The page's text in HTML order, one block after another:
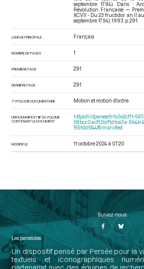
septembre 1794). Dans :
Révolution Française —
XCVII - Du 23 fructidor an II
septembre 1794) . 1993. p. 291.
LANGUE PRINCIPALE Français
NOMBRE DE PAGES 1
PREMIÈRE PAGE 291
DERNIÈRE PAGE 291
TYPOLOGIE DOCUMENTAIRE Motion et motion d'ordre
URI DU MANIFEST IIIF DU VOLUME
CONTENANT LE DOCUMENT
https://iiif.persee.fr/b0e2cf11-
68bcc0acf13b/f1d1ce3a-9b4b-
f551dd5f44f8/manifest
MODIFIÉ LE 11 octobre 2024 à 07:20
Suivez-nous
Les perséides
Un dispositif pensé par Persée pour la
textuels et iconographiques